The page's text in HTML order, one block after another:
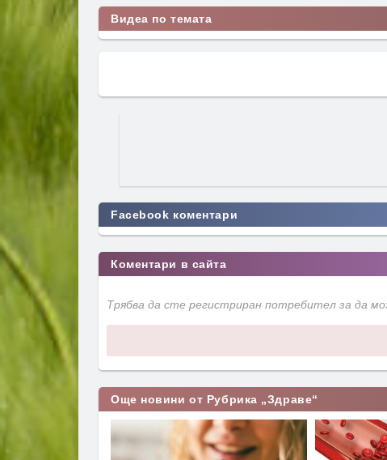
Видеа по темата
Facebook коментари
Коментари в сайта
Трябва да сте регистриран потребител за да
Още новини от Рубрика „Здраве“